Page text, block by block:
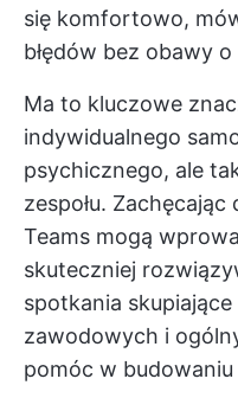
się komfortowo,
błędów bez obawy
Ma to kluczowe
indywidualnego
psychicznego, ale
zespołu.
Teams mogą
skuteczniej
spotkania skupiające
zawodowych i
pomóc w budowaniu